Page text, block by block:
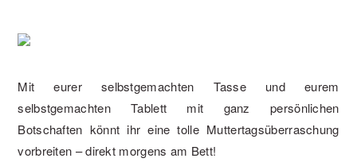
Mit eurer selbstgemachten Tasse und eurem
selbstgemachten Tablett mit ganz persönlichen
Botschaften könnt ihr eine tolle Muttertagsüberraschung
vorbreiten – direkt morgens am Bett!